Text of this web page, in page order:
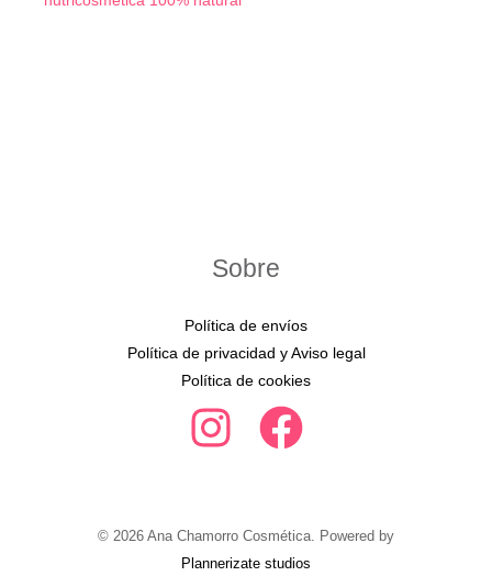
Sobre
Política de envíos
Política de privacidad y Aviso legal
Política de cookies
© 2026 Ana Chamorro Cosmética. Powered by
Plannerizate studios